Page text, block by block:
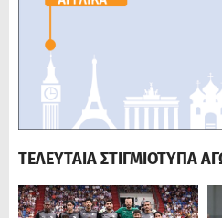
ΤΕΛΕΥΤΑΙΑ ΣΤΙΓΜΙΟΤΥΠΑ